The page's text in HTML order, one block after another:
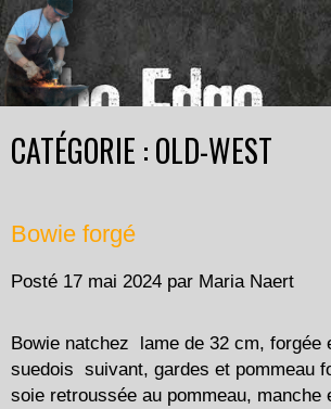
CATÉGORIE : OLD-WEST
Bowie forgé
Posté 17 mai 2024 par Maria Naert
Bowie natchez lame de 32 cm, forgée
suedois suivant, gardes et pommeau
soie retroussée au pommeau, manche